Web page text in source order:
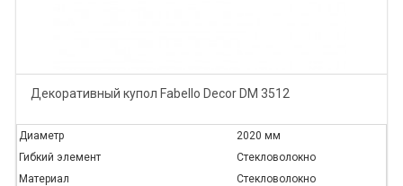
Декоративный купол Fabello Decor DM 3512
Диаметр
2020 мм
Гибкий элемент
Стекловолокно
Материал
Стекловолокно